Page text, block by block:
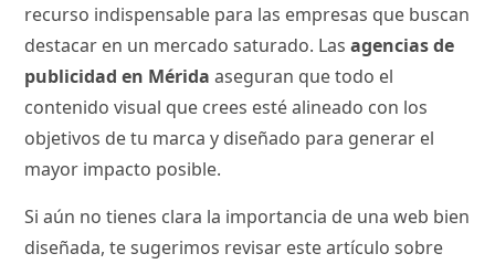
recurso indispensable para las empresas que buscan
destacar en un mercado saturado. Lasagencias de
publicidad en Mérida aseguran que todo el
contenido visual que crees esté alineado con los
objetivos de tu marca y diseñado para generar el
mayor impacto posible.
Si aún no tienes clara la importancia de una web bien
diseñada, te sugerimos revisar este artículo sobre